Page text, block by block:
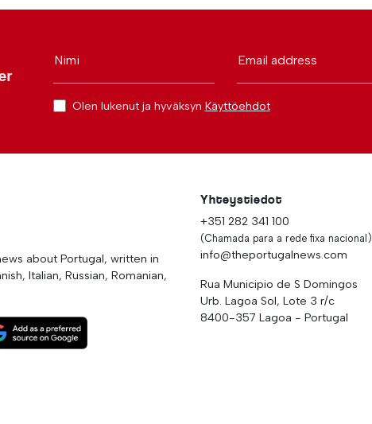
Nimi Email address
Olen lukenut ja hyväksyn Käyttöehdot
about Portugal, written in
Italian, Russian, Romanian,
Yhteystiedot
+351 282 341 100
(Chamada para a rede fixa nacional)
info@theportugalnews.com
Rua Municipio de S Domingos
Urb. Lagoa Sol, Lote 3 r/c
8400-357 Lagoa - Portugal